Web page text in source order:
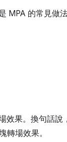
MPA 的常見做法
效果。換句話說
轉場效果。